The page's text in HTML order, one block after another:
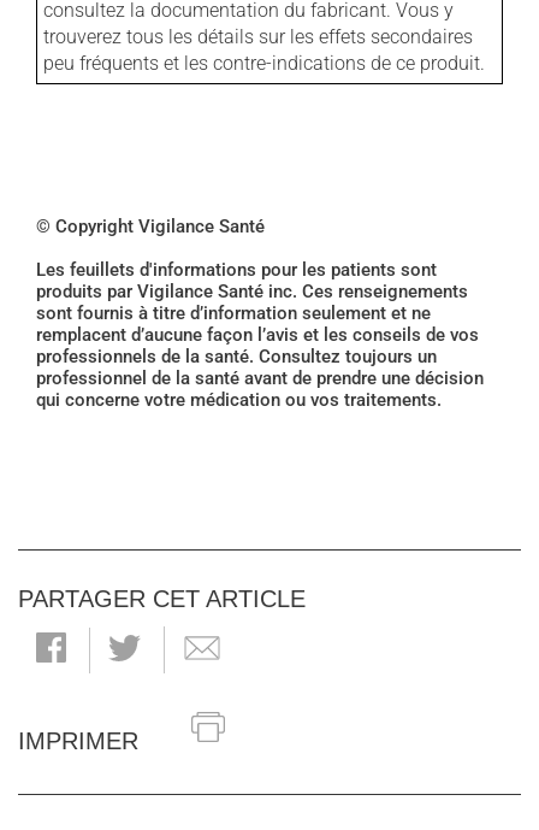
consultez la documentation du fabricant. Vous y
trouverez tous les détails sur les effets secondaires
peu fréquents et les contre-indications de ce produit.
© Copyright Vigilance Santé
Les feuillets d'informations pour les patients sont
produits par Vigilance Santé inc. Ces renseignements
sont fournis à titre d’information seulement et ne
remplacent d’aucune façon l’avis et les conseils de vos
professionnels de la santé. Consultez toujours un
professionnel de la santé avant de prendre une décision
qui concerne votre médication ou vos traitements.
PARTAGER CET ARTICLE
IMPRIMER